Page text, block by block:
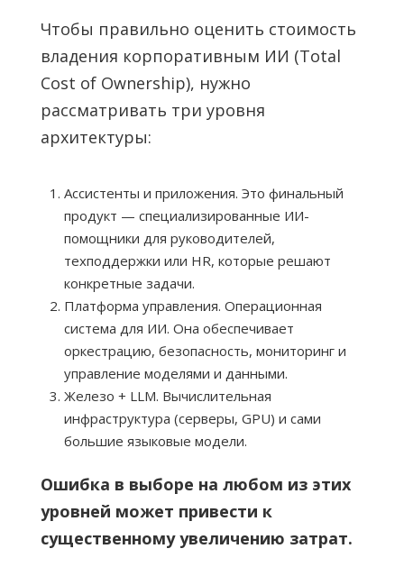
Чтобы правильно оценить стоимость
владения корпоративным ИИ (Total
Cost of Ownership), нужно
рассматривать три уровня
архитектуры:
Ассистенты и приложения. Это финальный
продукт — специализированные ИИ-
помощники для руководителей,
техподдержки или HR, которые решают
конкретные задачи.
Платформа управления. Операционная
система для ИИ. Она обеспечивает
оркестрацию, безопасность, мониторинг и
управление моделями и данными.
Железо + LLM. Вычислительная
инфраструктура (серверы, GPU) и сами
большие языковые модели.
Ошибка в выборе на любом из этих
уровней может привести к
существенному увеличению затрат.